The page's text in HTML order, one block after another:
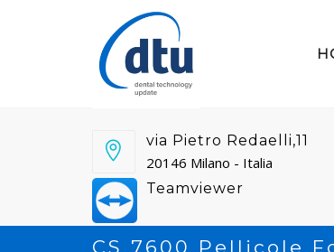
via Pietro Redaelli,11
20146 Milano - Italia
Teamviewer
CS 7600 Pellicole